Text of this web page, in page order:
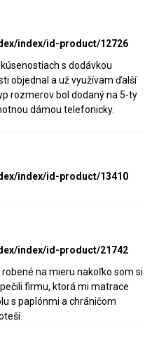
index/id-product/12726
s dodávkou
objednal a už využívam ďalší
rozmerov bol dodaný na 5-ty
dámou telefonicky.
index/id-product/13410
index/id-product/21742
na mieru nakoľko som si
firmu, ktorá mi matrace
s paplónmi a chráničom